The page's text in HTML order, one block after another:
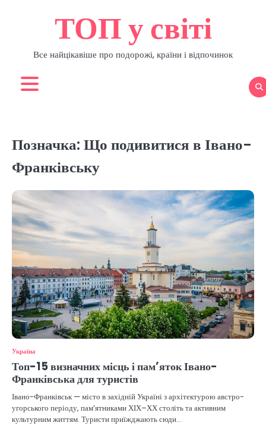
ТОП у світі
Все найцікавіше про подорожі, країни і відпочинок
Позначка:Що подивитися в Івано-
Франківську
Україна
Топ-15 визначних місць і пам’яток Івано-
Франківська для туристів
Івано-Франківськ — місто в західній Україні з архітектурою австро-
угорського періоду, пам’ятниками ХІХ–ХХ століть та активним
культурним життям. Туристи приїжджають сюди…